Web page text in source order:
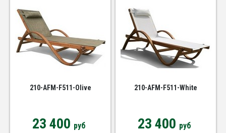
210-AFM-F511-Olive
23 400 руб
210-AFM-F511-White
23 400 руб